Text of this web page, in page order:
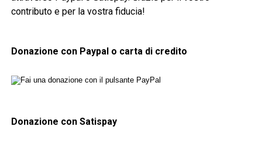
contributo e per la vostra fiducia!
Donazione con Paypal o carta di credito
Donazione con Satispay